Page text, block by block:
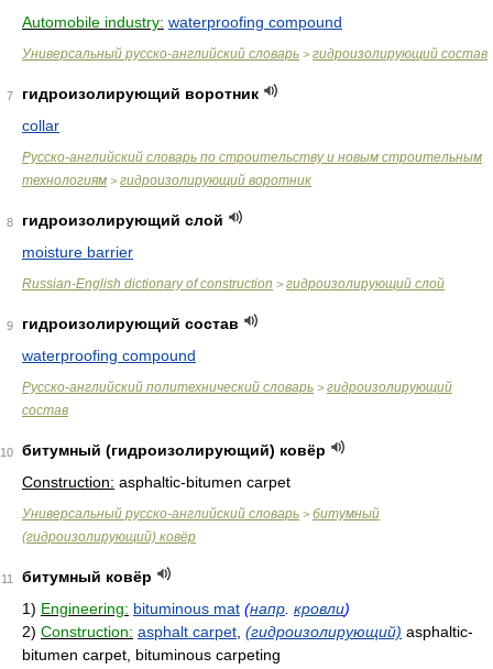
Automobile industry: waterproofing compound
Универсальный русско-английский словарь > гидроизолирующий состав
7
гидроизолирующий воротник
collar
Русско-английский словарь по строительству и новым строительным
технологиям > гидроизолирующий воротник
8
гидроизолирующий слой
moisture barrier
Russian-English dictionary of construction > гидроизолирующий слой
9
гидроизолирующий состав
waterproofing compound
Русско-английский политехнический словарь > гидроизолирующий
состав
10
битумный (гидроизолирующий) ковёр
Construction: asphaltic-bitumen carpet
Универсальный русско-английский словарь > битумный
(гидроизолирующий) ковёр
11
битумный ковёр
1) Engineering: bituminous mat (напр кровли)
2) Construction: asphalt carpet (гидроизолирующий) asphaltic-
bitumen carpet, bituminous carpeting